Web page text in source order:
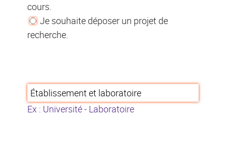
cours.
Je souhaite déposer un projet de
recherche.
Ex : Université - Laboratoire